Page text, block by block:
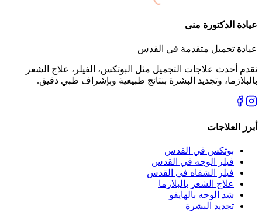
عيادة الدكتورة منى
عيادة تجميل متقدمة في القدس
نقدم أحدث علاجات التجميل مثل البوتكس، الفيلر، علاج الشعر
بالبلازما، وتجديد البشرة بنتائج طبيعية وبإشراف طبي دقيق.
أبرز العلاجات
بوتكس في القدس
فيلر الوجه في القدس
فيلر الشفاه في القدس
علاج الشعر بالبلازما
شد الوجه بالهايفو
تجديد البشرة